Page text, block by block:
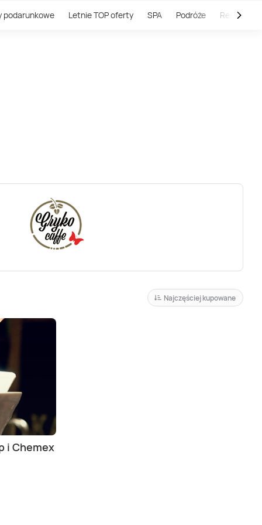
podarunkowe Letnie TOP oferty SPA Podróże
Najczęściej kupowane
i Chemex